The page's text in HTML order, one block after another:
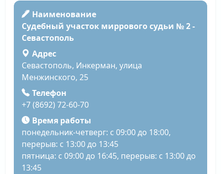
Наименование
Судебный участок миррового судьи № 2 -
Севастополь
Адрес
Севастополь, Инкерман, улица
Менжинского, 25
Телефон
+7 (8692) 72-60-70
Время работы
понедельник-четверг: с 09:00 до 18:00,
перерыв: с 13:00 до 13:45
пятница: с 09:00 до 16:45, перерыв: с 13:00 до
13:45